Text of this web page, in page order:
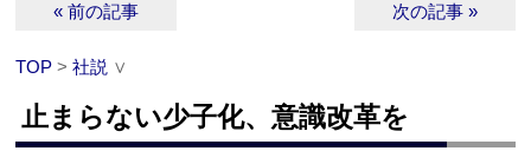
« 前の記事 次の記事 »
TOP >社説 ∨
止まらない少子化、意識改革を